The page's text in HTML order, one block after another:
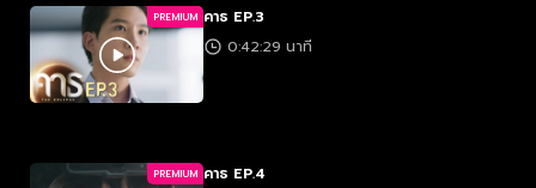
PREMIUM คาธ EP.3
0:42:29 นาที
PREMIUM คาธ EP.4